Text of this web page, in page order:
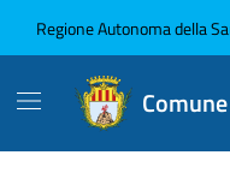
Regione Autonoma della